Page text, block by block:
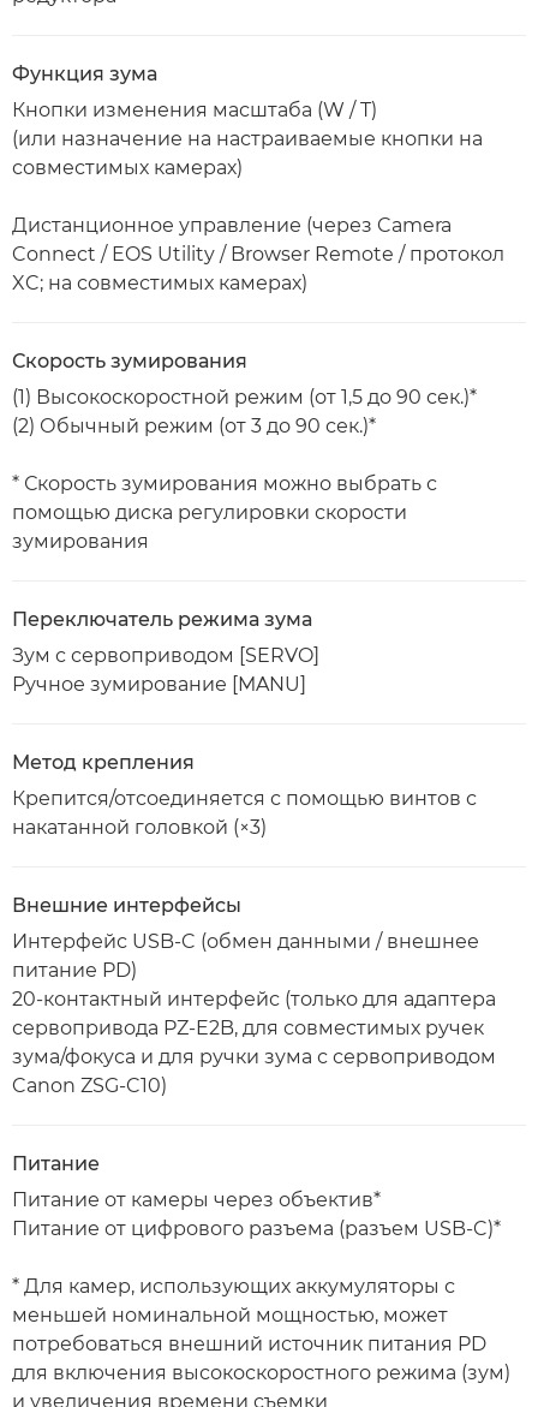
Функция зума
Кнопки изменения масштаба (W / T)
(или назначение на настраиваемые кнопки на
совместимых камерах)
Дистанционное управление (через Camera
Connect / EOS Utility / Browser Remote / протокол
XC; на совместимых камерах)
Скорость зумирования
(1) Высокоскоростной режим (от 1,5 до 90 сек.)*
(2) Обычный режим (от 3 до 90 сек.)*
* Скорость зумирования можно выбрать с
помощью диска регулировки скорости
зумирования
Переключатель режима зума
Зум с сервоприводом [SERVO]
Ручное зумирование [MANU]
Метод крепления
Крепится/отсоединяется с помощью винтов с
накатанной головкой (×3)
Внешние интерфейсы
Интерфейс USB-C (обмен данными / внешнее
питание PD)
20-контактный интерфейс (только для адаптера
сервопривода PZ-E2B, для совместимых ручек
зума/фокуса и для ручки зума с сервоприводом
Canon ZSG-C10)
Питание
Питание от камеры через объектив*
Питание от цифрового разъема (разъем USB-C)*
* Для камер, использующих аккумуляторы с
меньшей номинальной мощностью, может
потребоваться внешний источник питания PD
для включения высокоскоростного режима (зум)
и увеличения времени съемки